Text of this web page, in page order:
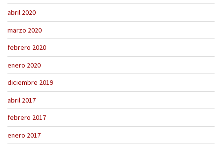
abril 2020
marzo 2020
febrero 2020
enero 2020
diciembre 2019
abril 2017
febrero 2017
enero 2017